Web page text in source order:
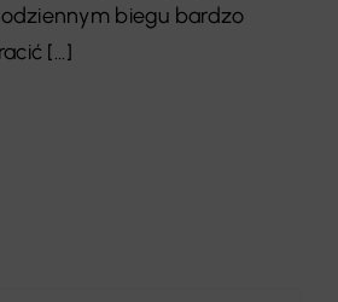
biegu bardzo
[...]